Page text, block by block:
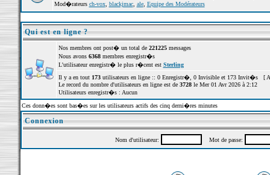
Mod�rateurs ch-vox, blackjmac, ale, Equipe des Modérateurs
Qui est en ligne ?
Nos membres ont post� un total de 221225messages
Nous avons 6368membres enregistr�s
L'utilisateur enregistr� le plus r�cent est Sterling
Il y a en tout 173utilisateurs en ligne :: 0 Enregistr�, 0 Invisible et 173 Invit�s [
Le record du nombre d'utilisateurs en ligne est de 3728le Mer 01 Avr 2026 à 2:12
Utilisateurs enregistr�s : Aucun
Ces donn�es sont bas�es sur les utilisateurs actifs des cinq derni�res minutes
Connexion
Nom d'utilisateur: Mot de passe: